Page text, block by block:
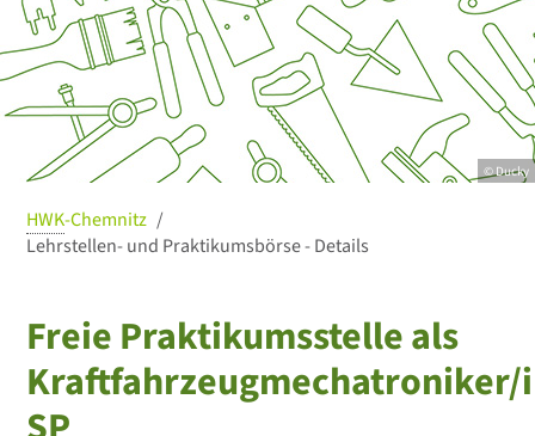
© Ducky
HWK-Chemnitz
Lehrstellen- und Praktikumsbörse - Details
Freie Praktikumsstelle als